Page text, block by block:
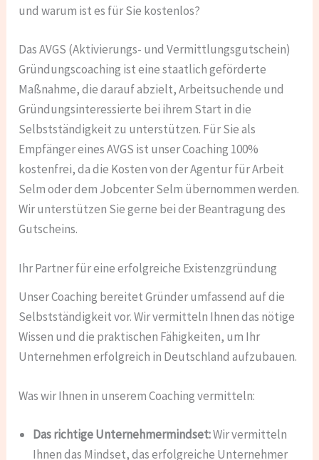
und warum ist es für Sie kostenlos?
Das AVGS (Aktivierungs- und Vermittlungsgutschein)
Gründungscoaching ist eine staatlich geförderte
Maßnahme, die darauf abzielt, Arbeitsuchende und
Gründungsinteressierte bei ihrem Start in die
Selbstständigkeit zu unterstützen. Für Sie als
Empfänger eines AVGS ist unser Coaching 100%
kostenfrei, da die Kosten von der Agentur für Arbeit
Selm oder dem Jobcenter Selm übernommen werden.
Wir unterstützen Sie gerne bei der Beantragung des
Gutscheins.
Ihr Partner für eine erfolgreiche Existenzgründung
Unser Coaching bereitet Gründer umfassend auf die
Selbstständigkeit vor. Wir vermitteln Ihnen das nötige
Wissen und die praktischen Fähigkeiten, um Ihr
Unternehmen erfolgreich in Deutschland aufzubauen.
Was wir Ihnen in unserem Coaching vermitteln:
Das richtige Unternehmermindset:Wir vermitteln
Ihnen das Mindset, das erfolgreiche Unternehmer